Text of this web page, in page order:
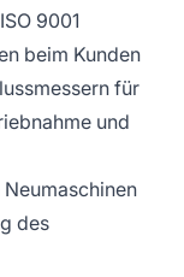
9001
beim Kunden
für
und
des